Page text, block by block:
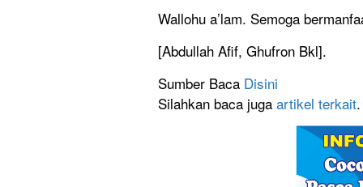
Wallohu a’lam. Semoga
[Abdullah Afif, Ghufron Bkl].
Sumber Baca Disini
Silahkan baca juga artikel terkait.